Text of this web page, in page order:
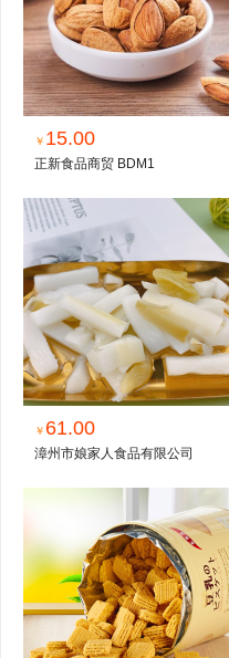
￥ 15.00
正新食品商贸 BDM1
￥ 61.00
漳州市娘家人食品有限公司